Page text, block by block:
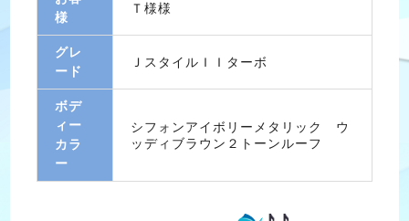
様
Ｔ様様
グレ
ード
ＪスタイルＩＩターボ
ボデ
ィー
カラ
ー
シフォンアイボリーメタリック ウ
ッディブラウン２トーンルーフ